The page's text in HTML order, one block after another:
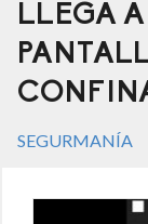
LLEGA A
SEGURMANÍA